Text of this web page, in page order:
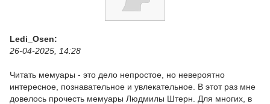
Ledi_Osen:
26-04-2025, 14:28
Читать мемуары - это дело непростое, но невероятно
интересное, познавательное и увлекательное. В этот раз мне
довелось прочесть мемуары Людмилы Штерн. Для многих, в